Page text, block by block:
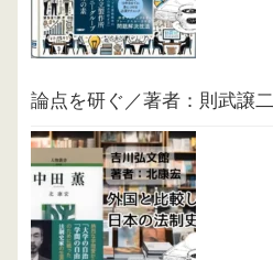
論点を研ぐ／著者：則武譲二